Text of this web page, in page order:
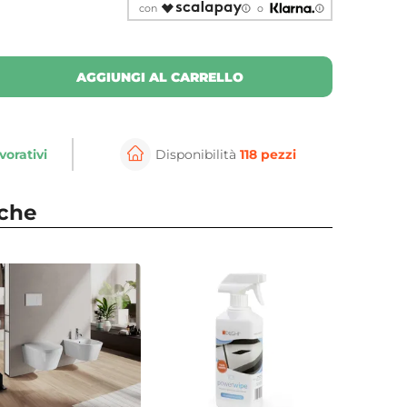
ingrandire
con
o
AGGIUNGI AL CARRELLO
Disponibilità 118 pezzi